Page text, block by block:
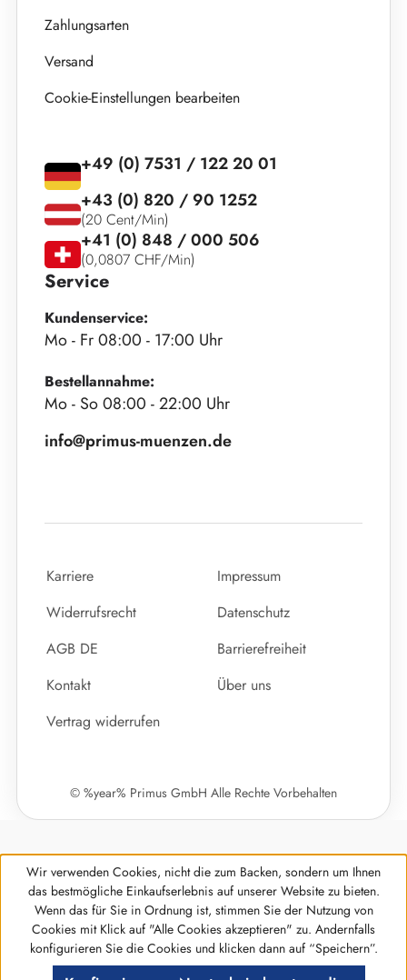
Zahlungsarten
Versand
Cookie-Einstellungen bearbeiten
Service
Kundenservice:
Mo - Fr 08:00 - 17:00 Uhr
Bestellannahme:
Mo - So 08:00 - 22:00 Uhr
info@primus-muenzen.de
+49 (0) 7531 / 122 20 01
+43 (0) 820 / 90 1252
(20 Cent/Min)
+41 (0) 848 / 000 506
(0,0807 CHF/Min)
Karriere
Impressum
Widerrufsrecht
Datenschutz
AGB DE
Barrierefreiheit
Kontakt
Über uns
Vertrag widerrufen
© %year% Primus GmbH Alle Rechte Vorbehalten
Werkzeugleiste anzeigen
Wir verwenden Cookies, nicht die zum Backen, sondern um Ihnen
das bestmögliche Einkaufserlebnis auf unserer Website zu bieten.
Wenn das für Sie in Ordnung ist, stimmen Sie der Nutzung von
Cookies mit Klick auf "Alle Cookies akzeptieren" zu. Andernfalls
konfigurieren Sie die Cookies und klicken dann auf “Speichern”.